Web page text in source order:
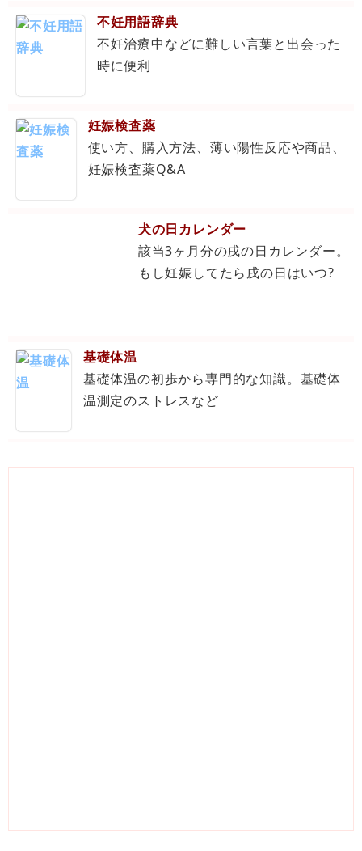
不妊用語辞典
不妊治療中などに難しい言葉と出会った
時に便利
妊娠検査薬
使い方、購入方法、薄い陽性反応や商品、
妊娠検査薬Q&A
犬の日カレンダー
該当3ヶ月分の戌の日カレンダー。
もし妊娠してたら戌の日はいつ?
基礎体温
基礎体温の初歩から専門的な知識。基礎体
温測定のストレスなど